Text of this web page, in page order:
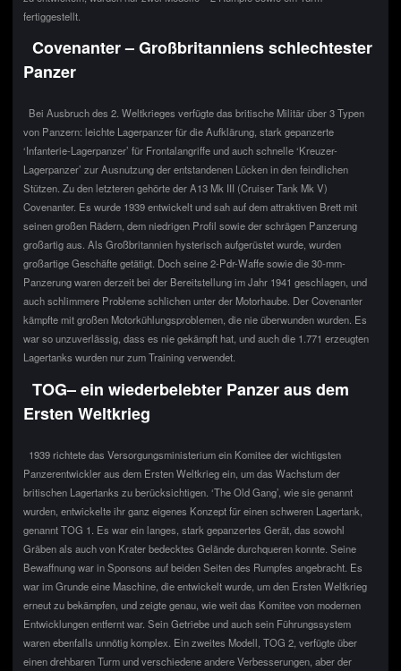
fertiggestellt.
Covenanter – Großbritanniens schlechtester
Panzer
Bei Ausbruch des 2. Weltkrieges verfügte das britische Militär über 3 Typen
von Panzern: leichte Lagerpanzer für die Aufklärung, stark gepanzerte
‘Infanterie-Lagerpanzer’ für Frontalangriffe und auch schnelle ‘Kreuzer-
Lagerpanzer’ zur Ausnutzung der entstandenen Lücken in den feindlichen
Stützen. Zu den letzteren gehörte der A13 Mk III (Cruiser Tank Mk V)
Covenanter. Es wurde 1939 entwickelt und sah auf dem attraktiven Brett mit
seinen großen Rädern, dem niedrigen Profil sowie der schrägen Panzerung
großartig aus. Als Großbritannien hysterisch aufgerüstet wurde, wurden
großartige Geschäfte getätigt. Doch seine 2-Pdr-Waffe sowie die 30-mm-
Panzerung waren derzeit bei der Bereitstellung im Jahr 1941 geschlagen, und
auch schlimmere Probleme schlichen unter der Motorhaube. Der Covenanter
kämpfte mit großen Motorkühlungsproblemen, die nie überwunden wurden. Es
war so unzuverlässig, dass es nie gekämpft hat, und auch die 1.771 erzeugten
Lagertanks wurden nur zum Training verwendet.
TOG– ein wiederbelebter Panzer aus dem
Ersten Weltkrieg
1939 richtete das Versorgungsministerium ein Komitee der wichtigsten
Panzerentwickler aus dem Ersten Weltkrieg ein, um das Wachstum der
britischen Lagertanks zu berücksichtigen. ‘The Old Gang’, wie sie genannt
wurden, entwickelte ihr ganz eigenes Konzept für einen schweren Lagertank,
genannt TOG 1. Es war ein langes, stark gepanzertes Gerät, das sowohl
Gräben als auch von Krater bedecktes Gelände durchqueren konnte. Seine
Bewaffnung war in Sponsons auf beiden Seiten des Rumpfes angebracht. Es
war im Grunde eine Maschine, die entwickelt wurde, um den Ersten Weltkrieg
erneut zu bekämpfen, und zeigte genau, wie weit das Komitee von modernen
Entwicklungen entfernt war. Sein Getriebe und auch sein Führungssystem
waren ebenfalls unnötig komplex. Ein zweites Modell, TOG 2, verfügte über
einen drehbaren Turm und verschiedene andere Verbesserungen, aber der